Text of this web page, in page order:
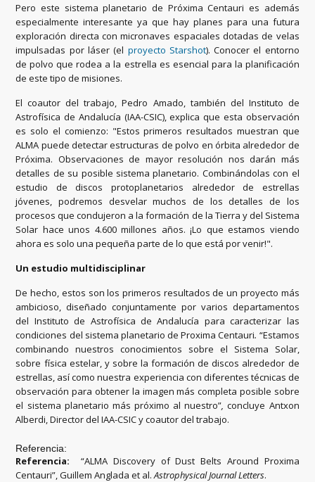
Pero este sistema planetario de Próxima Centauri es además
especialmente interesante ya que hay planes para una futura
exploración directa con micronaves espaciales dotadas de velas
impulsadas por láser (el proyecto Starshot). Conocer el entorno
de polvo que rodea a la estrella es esencial para la planificación
de este tipo de misiones.
El coautor del trabajo, Pedro Amado, también del Instituto de
Astrofísica de Andalucía (IAA-CSIC), explica que esta observación
es solo el comienzo: "Estos primeros resultados muestran que
ALMA puede detectar estructuras de polvo en órbita alrededor de
Próxima. Observaciones de mayor resolución nos darán más
detalles de su posible sistema planetario. Combinándolas con el
estudio de discos protoplanetarios alrededor de estrellas
jóvenes, podremos desvelar muchos de los detalles de los
procesos que condujeron a la formación de la Tierra y del Sistema
Solar hace unos 4.600 millones años. ¡Lo que estamos viendo
ahora es solo una pequeña parte de lo que está por venir!".
Un estudio multidisciplinar
De hecho, estos son los primeros resultados de un proyecto más
ambicioso, diseñado conjuntamente por varios departamentos
del Instituto de Astrofísica de Andalucía para caracterizar las
condiciones del sistema planetario de Proxima Centauri. “Estamos
combinando nuestros conocimientos sobre el Sistema Solar,
sobre física estelar, y sobre la formación de discos alrededor de
estrellas, así como nuestra experiencia con diferentes técnicas de
observación para obtener la imagen más completa posible sobre
el sistema planetario más próximo al nuestro”, concluye Antxon
Alberdi, Director del IAA-CSIC y coautor del trabajo.
Referencia:
Referencia:
“ALMA Discovery of Dust Belts Around Proxima
Centauri”, Guillem Anglada et al.Astrophysical Journal Letters.